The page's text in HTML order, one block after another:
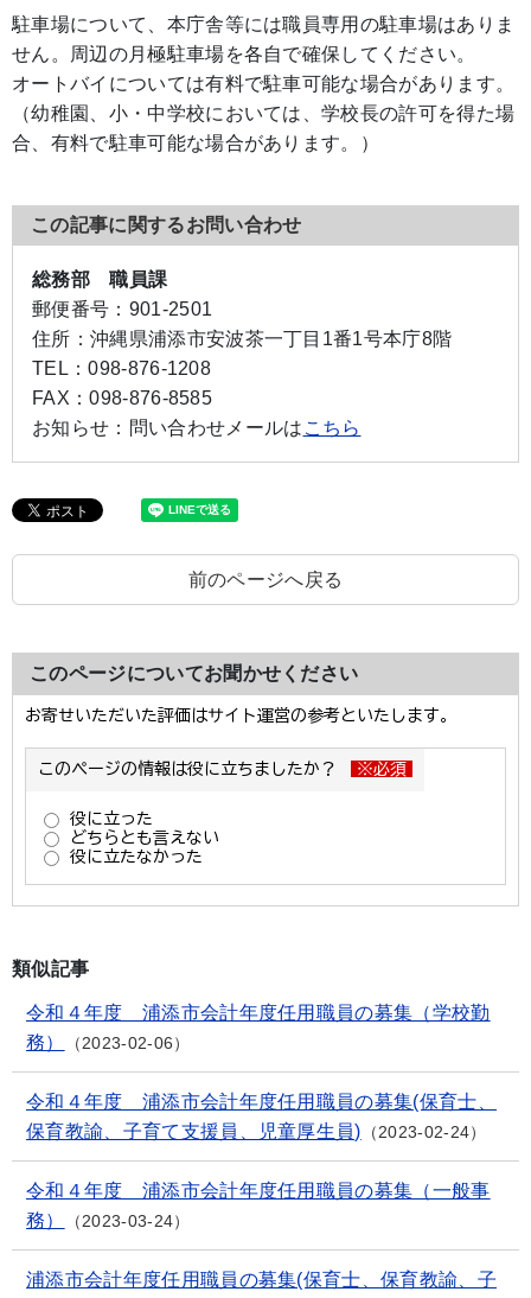
駐車場について、本庁舎等には職員専用の駐車場はありま
せん。周辺の月極駐車場を各自で確保してください。
オートバイについては有料で駐車可能な場合があります。
（幼稚園、小・中学校においては、学校長の許可を得た場
合、有料で駐車可能な場合があります。）
この記事に関するお問い合わせ
総務部 職員課
郵便番号： 901-2501
住所： 沖縄県浦添市安波茶一丁目1番1号本庁8階
TEL：098-876-1208
FAX：098-876-8585
お知らせ： 問い合わせメールは こちら
前のページへ戻る
このページについてお聞かせください
類似記事
令和４年度 浦添市会計年度任用職員の募集（学校勤
務）
2023-02-06
令和４年度 浦添市会計年度任用職員の募集(保育士、
保育教諭、子育て支援員、児童厚生員)
2023-02-24
令和４年度 浦添市会計年度任用職員の募集（一般事
務）
2023-03-24
浦添市会計年度任用職員の募集(保育士、保育教諭、子